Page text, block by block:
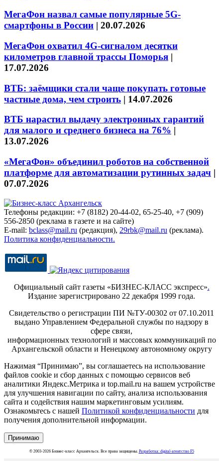
МегаФон назвал самые популярные 5G-
смартфоны в России | 20.07.2026
МегаФон охватил 4G-сигналом десятки
километров главной трассы Поморья |
17.07.2026
ВТБ: заёмщики стали чаще покупать готовые
частные дома, чем строить | 14.07.2026
ВТБ нарастил выдачу электронных гарантий
для малого и среднего бизнеса на 76% |
13.07.2026
«МегаФон» объединил роботов на собственной
платформе для автоматизации рутинных задач |
07.07.2026
Телефоны редакции: +7 (8182) 20-44-02, 65-25-40, +7 (909)
556-2850 (реклама в газете и на сайте)
E-mail: bclass@mail.ru (редакция), 29rbk@mail.ru (реклама).
Политика конфиденциальности.
Официальный сайт газеты «БИЗНЕС-КЛАСС экспресс».
Издание зарегистрировано 22 декабря 1999 года.
Свидетельство о регистрации ПИ №ТУ-00302 от 07.10.2011
выдано Управлением Федеральной службы по надзору в
сфере связи,
информационных технологий и массовых коммуникаций по
Архангельской области и Ненецкому автономному округу
Нажимая “Принимаю”, вы соглашаетесь на использование
файлов cookie и сбор данных с помощью сервисов веб
аналитики Яндекс.Метрика и top.mail.ru на вашем устройстве
для улучшения навигации по сайту, анализа использования
сайта и содействия нашим маркетинговым усилиям.
Ознакомьтесь с нашей Политикой конфиденциальности для
получения дополнительной информации.
Принимаю
© 2003-2026 Бизнес-класс Архангельск. Все права защищены. Разработка: digital-агентство F5